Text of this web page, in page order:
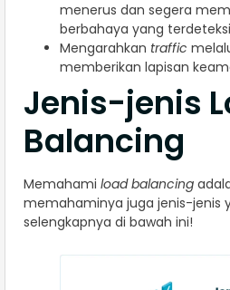
menerus dan segera
berbahaya yang
Mengarahkan traffic
memberikan lapisan
Jenis-jenis
Balancing
Memahami load balancing
memahaminya juga jenis-jenis
selengkapnya di bawah ini!